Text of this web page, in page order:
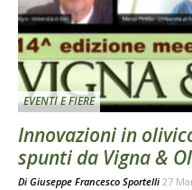
EVENTI E FIERE
Innovazioni in
spunti da Vigna &
Di Giuseppe Francesco Sportelli 27